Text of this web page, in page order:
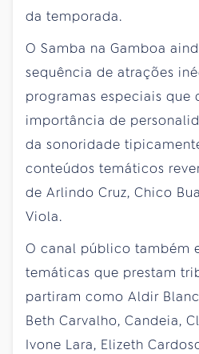
da temporada.
O Samba na Gamboa
sequência de atrações
programas especiais que
importância de
da sonoridade
conteúdos temáticos
de Arlindo Cruz, Chico
Viola.
O canal público também
temáticas que prestam
partiram como Aldir
Beth Carvalho, Candeia,
Ivone Lara, Elizeth